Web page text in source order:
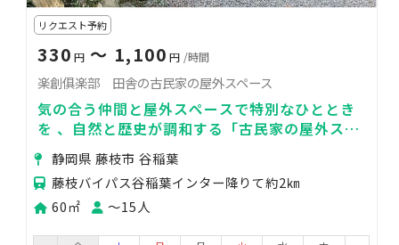
リクエスト予約
330 円〜 1,100 円 /時間
楽創俱楽部 田舎の古民家の屋外スペース
気の合う仲間と屋外スペースで特別なひととき
を 、自然と歴史が調和する「古民家の屋外スペ
ース」へ！心地よい風と緑に包まれた特別な場
所です。
静岡県 藤枝市 谷稲葉
藤枝バイパス谷稲葉インター降りて約2㎞
60㎡
〜15人